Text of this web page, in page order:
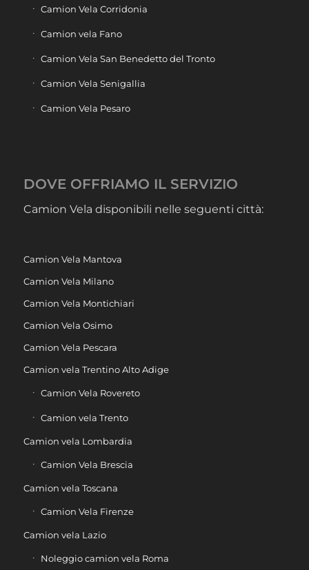
Camion Vela Corridonia
Camion vela Fano
Camion Vela San Benedetto del Tronto
Camion Vela Senigallia
Camion Vela Pesaro
DOVE OFFRIAMO IL SERVIZIO
Camion Vela disponibili nelle seguenti città:
Camion Vela Mantova
Camion Vela Milano
Camion Vela Montichiari
Camion Vela Osimo
Camion Vela Pescara
Camion vela Trentino Alto Adige
Camion Vela Rovereto
Camion vela Trento
Camion vela Lombardia
Camion Vela Brescia
Camion vela Toscana
Camion Vela Firenze
Camion vela Lazio
Noleggio camion vela Roma